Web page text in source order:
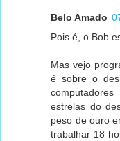
Belo Amado
Pois é, o Bob
Mas vejo
é sobre o
estrelas do
peso de ouro
trabalhar 18